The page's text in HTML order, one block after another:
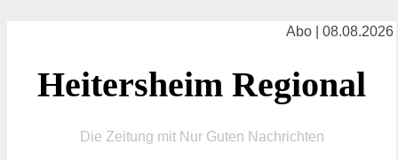
Abo | 08.08.2026
Heitersheim Regional
Die Zeitung mit Nur Guten Nachrichten